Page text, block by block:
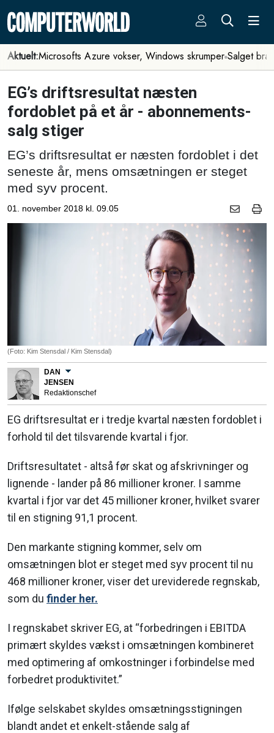
Aktuelt:Microsofts Azure vokser, Windows skrumper Salget
EG’s driftsresultat næsten
fordoblet på et år - abonnements-
salg stiger
EG’s driftsresultat er næsten fordoblet i det
seneste år, mens omsætningen er steget
med syv procent.
01. november 2018 kl. 09.05
(Foto: Kim Stensdal / Kim Stensdal)
DAN
JENSEN
Redaktionschef
EG driftsresultat er i tredje kvartal næsten fordoblet i
forhold til det tilsvarende kvartal i fjor.
Driftsresultatet - altså før skat og afskrivninger og
lignende - lander på 86 millioner kroner. I samme
kvartal i fjor var det 45 millioner kroner, hvilket svarer
til en stigning 91,1 procent.
Den markante stigning kommer, selv om
omsætningen blot er steget med syv procent til nu
468 millioner kroner, viser det ureviderede regnskab,
som du finder her.
I regnskabet skriver EG, at “forbedringen i EBITDA
primært skyldes vækst i omsætningen kombineret
med optimering af omkostninger i forbindelse med
forbedret produktivitet.”
Ifølge selskabet skyldes omsætningsstigningen
blandt andet et enkelt-stående salg af